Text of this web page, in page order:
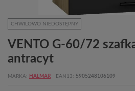
CHWILOWO NIEDOSTĘPNY
VENTO G-60/72
antracyt
MARKA HALMAR EAN13 5905248106109